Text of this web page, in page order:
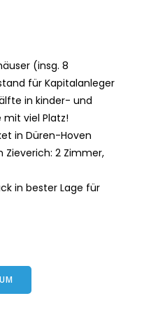
(insg. 8
für Kapitalanleger
in kinder- und
viel Platz!
in Düren-Hoven
Zieverich: 2 Zimmer,
in bester Lage für